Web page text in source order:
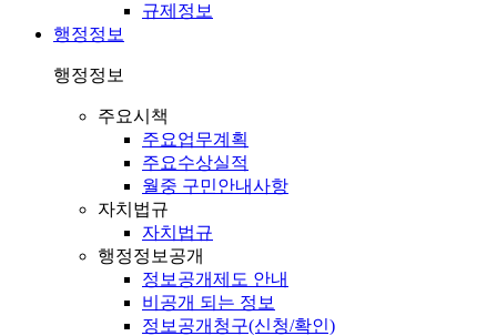
규제정보
행정정보
행정정보
주요시책
주요업무계획
주요수상실적
월중 구민안내사항
자치법규
자치법규
행정정보공개
정보공개제도 안내
비공개 되는 정보
정보공개청구(신청/확인)